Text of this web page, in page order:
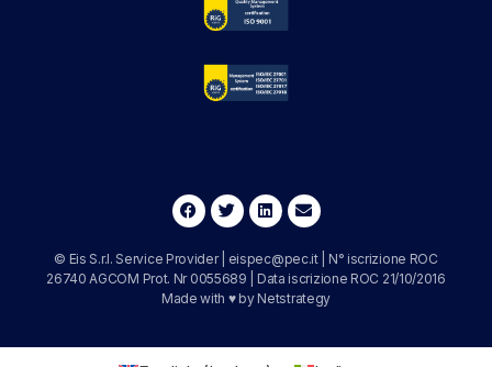
© Eis S.r.l. Service Provider | eispec@pec.it| N° iscrizione ROC
26740 AGCOM Prot. Nr 0055689 | Data iscrizione ROC 21/10/2016
Made with ♥ by Netstrategy